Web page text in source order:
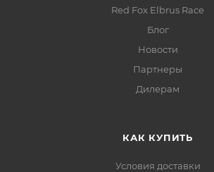
Red Fox Elbrus Race
Блог
Новости
Партнеры
Дилерам
КАК КУПИТЬ
Условия доставки